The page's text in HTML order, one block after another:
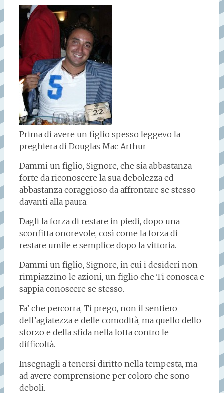
Prima di avere un figlio spesso leggevo la
preghiera di Douglas Mac Arthur
Dammi un figlio, Signore, che sia abbastanza
forte da riconoscere la sua debolezza ed
abbastanza coraggioso da affrontare se stesso
davanti alla paura.
Dagli la forza di restare in piedi, dopo una
sconfitta onorevole, così come la forza di
restare umile e semplice dopo la vittoria.
Dammi un figlio, Signore, in cui i desideri non
rimpiazzino le azioni, un figlio che Ti conosca e
sappia conoscere se stesso.
Fa’ che percorra, Ti prego, non il sentiero
dell’agiatezza e delle comodità, ma quello dello
sforzo e della sfida nella lotta contro le
difficoltà.
Insegnagli a tenersi diritto nella tempesta, ma
ad avere comprensione per coloro che sono
deboli.